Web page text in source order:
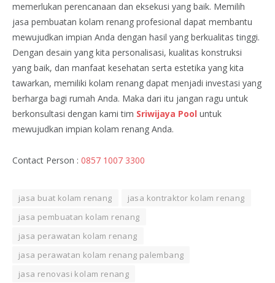
memerlukan perencanaan dan eksekusi yang baik. Memilih
jasa pembuatan kolam renang profesional dapat membantu
mewujudkan impian Anda dengan hasil yang berkualitas tinggi.
Dengan desain yang kita personalisasi, kualitas konstruksi
yang baik, dan manfaat kesehatan serta estetika yang kita
tawarkan, memiliki kolam renang dapat menjadi investasi yang
berharga bagi rumah Anda. Maka dari itu jangan ragu untuk
berkonsultasi dengan kami tim Sriwijaya Pool untuk
mewujudkan impian kolam renang Anda.
Contact Person : 0857 1007 3300
jasa buat kolam renang
jasa kontraktor kolam renang
jasa pembuatan kolam renang
jasa perawatan kolam renang
jasa perawatan kolam renang palembang
jasa renovasi kolam renang